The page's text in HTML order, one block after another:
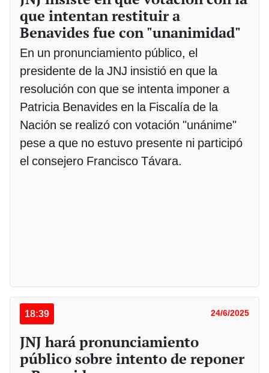
que intentan restituir a
Benavides fue con "unanimidad"
En un pronunciamiento público, el
presidente de la JNJ insistió en que la
resolución con que se intenta imponer a
Patricia Benavides en la Fiscalía de la
Nación se realizó con votación "unánime"
pese a que no estuvo presente ni participó
el consejero Francisco Távara.
18:39 24/6/2025
JNJ hará pronunciamiento
público sobre intento de reponer